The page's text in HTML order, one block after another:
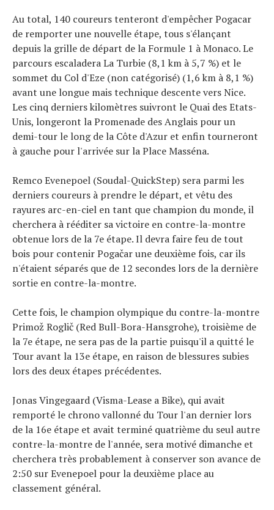
Au total, 140 coureurs tenteront d'empêcher Pogacar
de remporter une nouvelle étape, tous s'élançant
depuis la grille de départ de la Formule 1 à Monaco. Le
parcours escaladera La Turbie (8,1 km à 5,7 %) et le
sommet du Col d'Eze (non catégorisé) (1,6 km à 8,1 %)
avant une longue mais technique descente vers Nice.
Les cinq derniers kilomètres suivront le Quai des Etats-
Unis, longeront la Promenade des Anglais pour un
demi-tour le long de la Côte d'Azur et enfin tourneront
à gauche pour l'arrivée sur la Place Masséna.
Remco Evenepoel (Soudal-QuickStep) sera parmi les
derniers coureurs à prendre le départ, et vêtu des
rayures arc-en-ciel en tant que champion du monde, il
cherchera à rééditer sa victoire en contre-la-montre
obtenue lors de la 7e étape. Il devra faire feu de tout
bois pour contenir Pogačar une deuxième fois, car ils
n'étaient séparés que de 12 secondes lors de la dernière
sortie en contre-la-montre.
Cette fois, le champion olympique du contre-la-montre
Primož Roglič (Red Bull-Bora-Hansgrohe), troisième de
la 7e étape, ne sera pas de la partie puisqu'il a quitté le
Tour avant la 13e étape, en raison de blessures subies
lors des deux étapes précédentes.
Jonas Vingegaard (Visma-Lease a Bike), qui avait
remporté le chrono vallonné du Tour l'an dernier lors
de la 16e étape et avait terminé quatrième du seul autre
contre-la-montre de l'année, sera motivé dimanche et
cherchera très probablement à conserver son avance de
2:50 sur Evenepoel pour la deuxième place au
classement général.